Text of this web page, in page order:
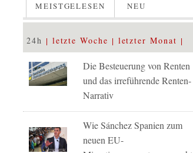
MEISTGELESEN NEU
24h letzte Woche letzter Monat
Die Besteuerung von Renten
und das irreführende Renten-
Narrativ
Wie Sánchez Spanien zum
neuen EU-